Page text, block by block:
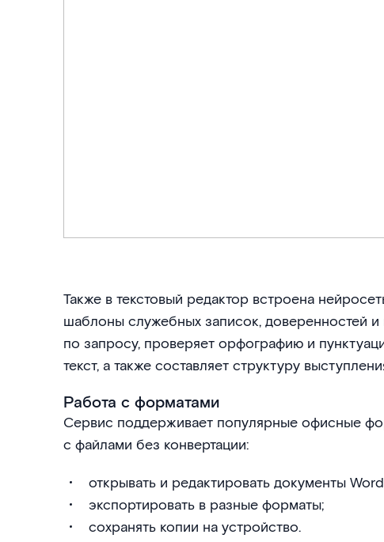
Также в текстовый редактор встроена
шаблоны служебных записок, доверенностей
по запросу, проверяет орфографию и
текст, а также составляет структуру
Работа с форматами
Сервис поддерживает популярные офисные
с файлами без конвертации:
открывать и редактировать документы
экспортировать в разные форматы;
сохранять копии на устройство.